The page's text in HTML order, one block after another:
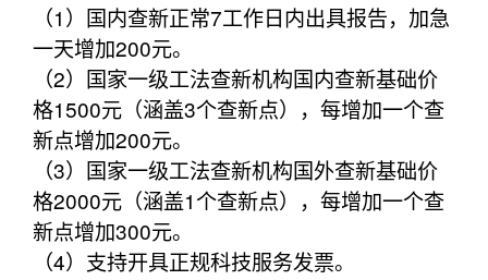
（1）国内查新正常7工作日内出具报告，加急
一天增加200元。
（2）国家一级工法查新机构国内查新基础价
格1500元（涵盖3个查新点），每增加一个查
新点增加200元。
（3）国家一级工法查新机构国外查新基础价
格2000元（涵盖1个查新点），每增加一个查
新点增加300元。
（4）支持开具正规科技服务发票。